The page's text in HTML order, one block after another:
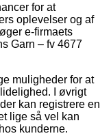
for at
oplevelser og af
e-firmaets
Garn – fv 4677
muligheder for at
I øvrigt
kan registrere en
lige så vel kan
kunderne.